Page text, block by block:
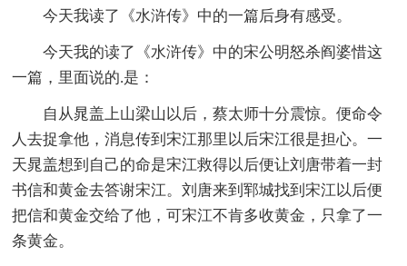
今天我读了《水浒传》中的一篇后身有感受。
今天我的读了《水浒传》中的宋公明怒杀阎婆惜这
一篇，里面说的.是：
自从晁盖上山梁山以后，蔡太师十分震惊。便命令
人去捉拿他，消息传到宋江那里以后宋江很是担心。一
天晁盖想到自己的命是宋江救得以后便让刘唐带着一封
书信和黄金去答谢宋江。刘唐来到郓城找到宋江以后便
把信和黄金交给了他，可宋江不肯多收黄金，只拿了一
条黄金。